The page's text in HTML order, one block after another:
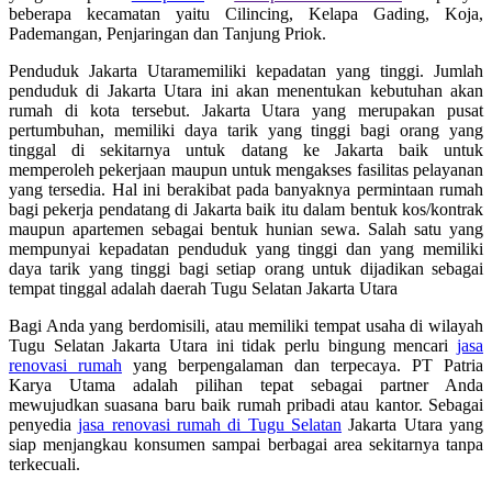
beberapa kecamatan yaitu Cilincing, Kelapa Gading, Koja,
Pademangan, Penjaringan dan Tanjung Priok.
Penduduk Jakarta Utaramemiliki kepadatan yang tinggi. Jumlah
penduduk di Jakarta Utara ini akan menentukan kebutuhan akan
rumah di kota tersebut. Jakarta Utara yang merupakan pusat
pertumbuhan, memiliki daya tarik yang tinggi bagi orang yang
tinggal di sekitarnya untuk datang ke Jakarta baik untuk
memperoleh pekerjaan maupun untuk mengakses fasilitas pelayanan
yang tersedia. Hal ini berakibat pada banyaknya permintaan rumah
bagi pekerja pendatang di Jakarta baik itu dalam bentuk kos/kontrak
maupun apartemen sebagai bentuk hunian sewa. Salah satu yang
mempunyai kepadatan penduduk yang tinggi dan yang memiliki
daya tarik yang tinggi bagi setiap orang untuk dijadikan sebagai
tempat tinggal adalah daerah Tugu Selatan Jakarta Utara
Bagi Anda yang berdomisili, atau memiliki tempat usaha di wilayah
Tugu Selatan Jakarta Utara ini tidak perlu bingung mencari jasa
renovasi rumah yang berpengalaman dan terpecaya. PT Patria
Karya Utama adalah pilihan tepat sebagai partner Anda
mewujudkan suasana baru baik rumah pribadi atau kantor. Sebagai
penyediajasa renovasi rumah di Tugu Selatan Jakarta Utara yang
siap menjangkau konsumen sampai berbagai area sekitarnya tanpa
terkecuali.